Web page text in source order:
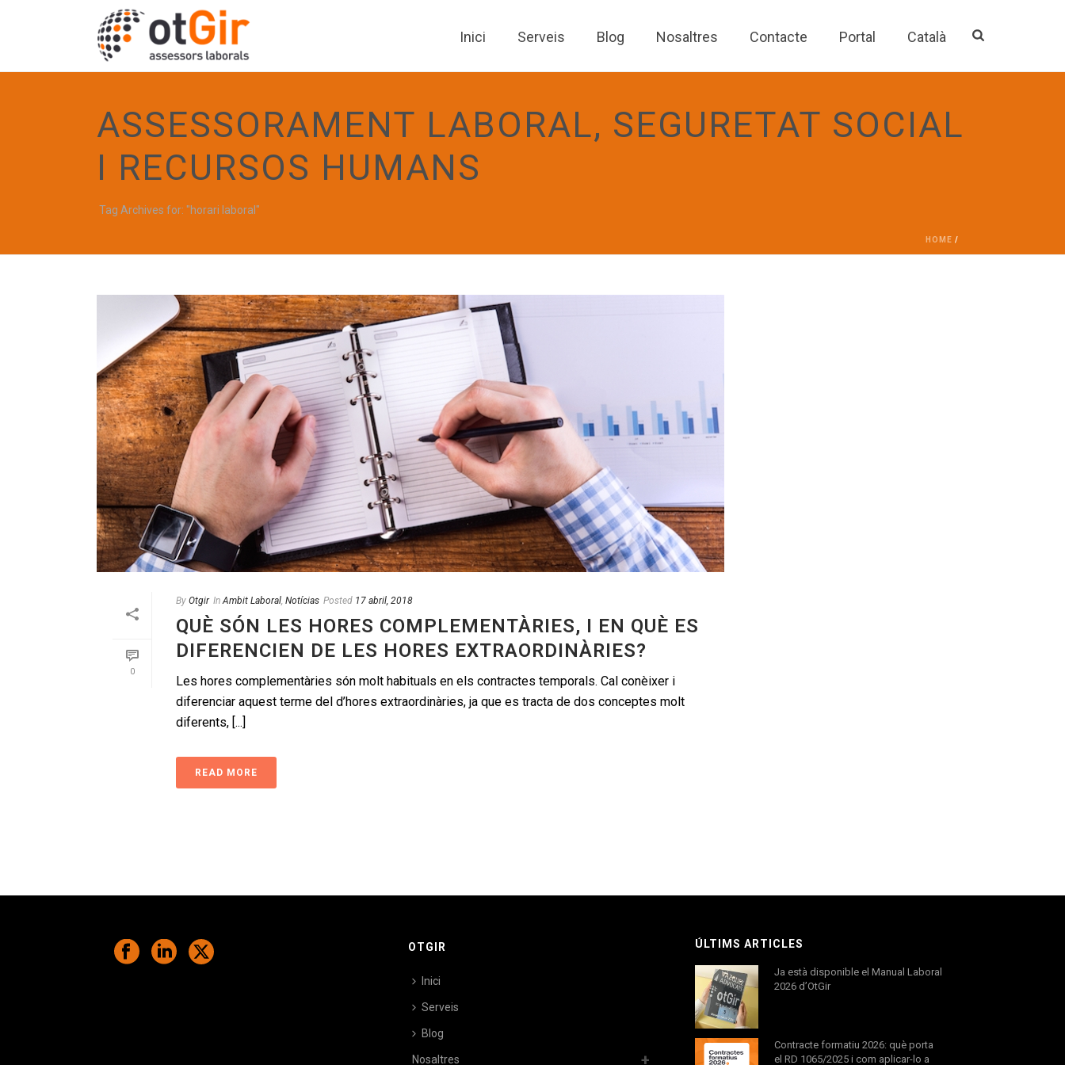
Inici Serveis Blog Nosaltres Contacte Portal Català
ASSESSORAMENT LABORAL, SEGURETAT SOCIAL
I RECURSOS HUMANS
Tag Archives for: "horari laboral"
HOME /
0
By Otgir In Ambit Laboral, Notícias Posted 17 abril, 2018
QUÈ SÓN LES HORES COMPLEMENTÀRIES, I EN QUÈ ES
DIFERENCIEN DE LES HORES EXTRAORDINÀRIES?
Les hores complementàries són molt habituals en els contractes temporals. Cal conèixer i
diferenciar aquest terme del d’hores extraordinàries, ja que es tracta de dos conceptes molt
diferents, [...]
READ MORE
OTGIR
Inici
Serveis
Blog
Nosaltres
ÚLTIMS ARTICLES
Ja està disponible el Manual Laboral
2026 d’OtGir
Contracte formatiu 2026: què porta
el RD 1065/2025 i com aplicar-lo a